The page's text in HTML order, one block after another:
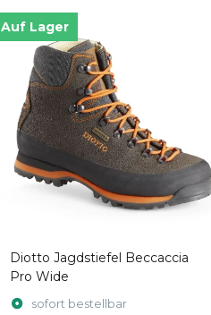
Auf Lager
Diotto Jagdstiefel Beccaccia
Pro Wide
sofort bestellbar